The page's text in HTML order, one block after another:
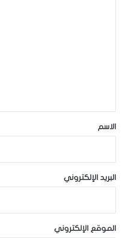
*الاسم
البريد الإلكتروني
الموقع الإلكتروني